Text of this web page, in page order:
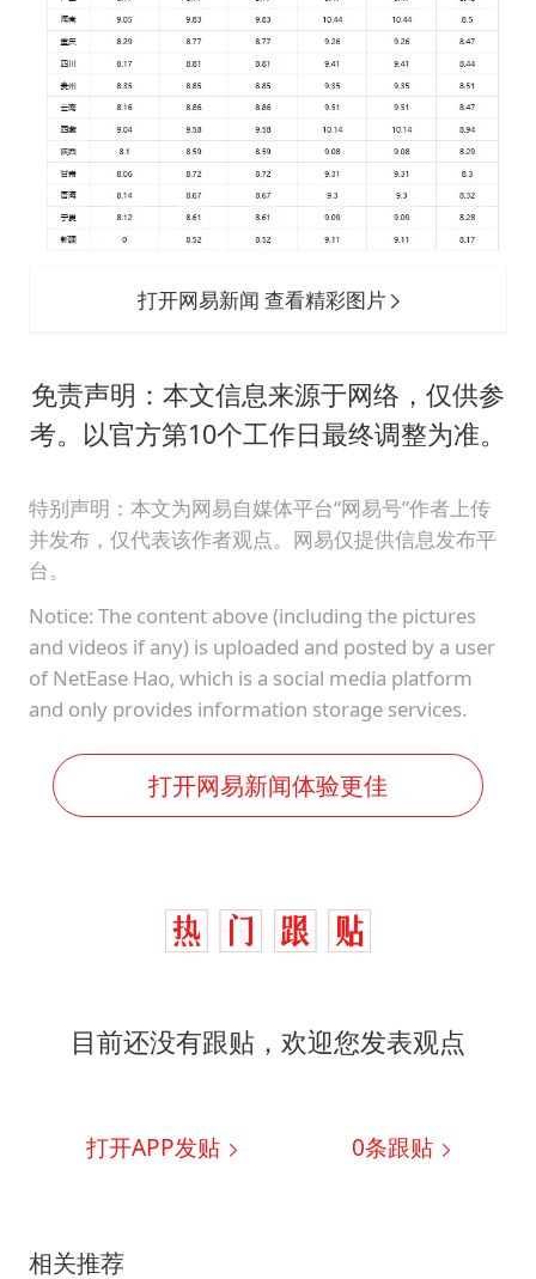
打开网易新闻 查看精彩图片
免责声明：本文信息来源于网络，仅供参
考。以官方第10个工作日最终调整为准。
特别声明：本文为网易自媒体平台“网易号”作者上传
并发布，仅代表该作者观点。网易仅提供信息发布平
台。
Notice: The content above (including the pictures
and videos if any) is uploaded and posted by a user
of NetEase Hao, which is a social media platform
and only provides information storage services.
打开网易新闻体验更佳
目前还没有跟贴，欢迎您发表观点
打开APP发贴 0条跟贴
相关推荐